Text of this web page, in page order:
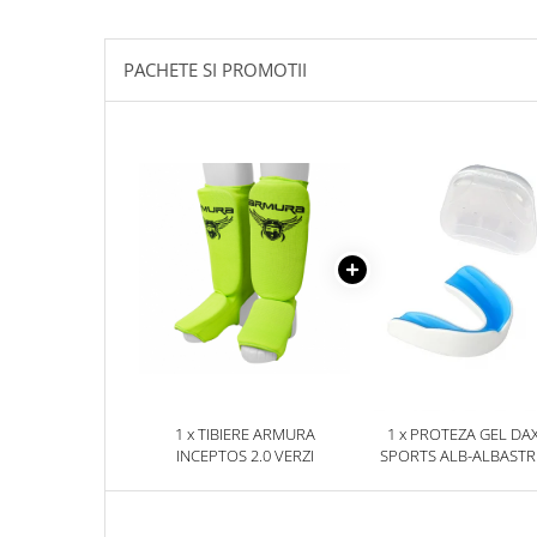
PACHETE SI PROMOTII
1 x TIBIERE ARMURA
INCEPTOS 2.0 VERZI
1 x PROTEZA GEL
SPORTS ALB-